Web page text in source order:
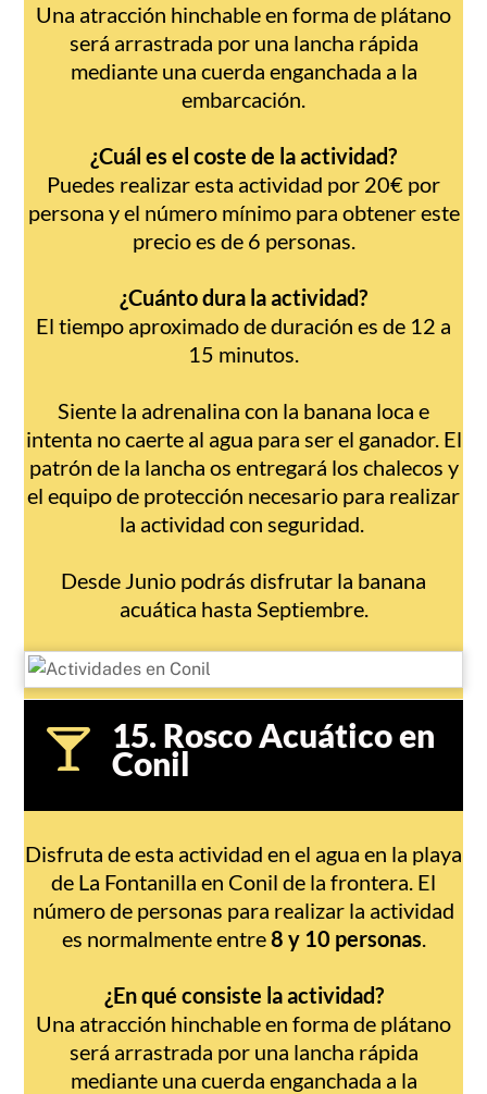
Una atracción hinchable en forma de plátano
será arrastrada por una lancha rápida
mediante una cuerda enganchada a la
embarcación.
¿Cuál es el coste de la actividad?
Puedes realizar esta actividad por 20€ por
persona y el número mínimo para obtener este
precio es de 6 personas.
¿Cuánto dura la actividad?
El tiempo aproximado de duración es de 12 a
15 minutos.
Siente la adrenalina con la banana loca e
intenta no caerte al agua para ser el ganador. El
patrón de la lancha os entregará los chalecos y
el equipo de protección necesario para realizar
la actividad con seguridad.
Desde Junio podrás disfrutar la banana
acuática hasta Septiembre.
15. Rosco Acuático en
Conil
Disfruta de esta actividad en el agua en la playa
de La Fontanilla en Conil de la frontera. El
número de personas para realizar la actividad
es normalmente entre8 y 10 personas.
¿En qué consiste la actividad?
Una atracción hinchable en forma de plátano
será arrastrada por una lancha rápida
mediante una cuerda enganchada a la